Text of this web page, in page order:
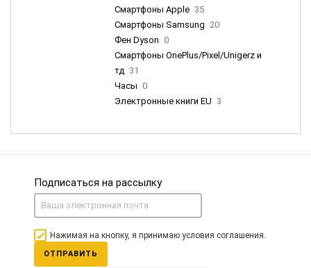
Смартфоны Apple 35
Смартфоны Samsung 20
Фен Dyson 0
Смартфоны OnePlus/Pixel/Unigerz и
тд 31
Часы 0
Электронные книги EU 3
Подписаться на рассылку
Нажимая на кнопку, я принимаю условия соглашения.
ОТПРАВИТЬ